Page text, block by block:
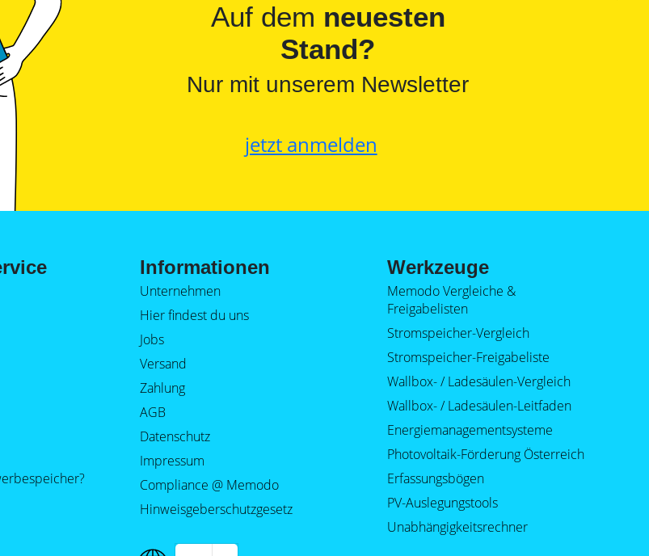
Auf dem neuesten
Stand?
Nur mit unserem Newsletter
jetzt anmelden
Informationen
Unternehmen
Hier findest du uns
Jobs
Versand
Zahlung
AGB
Datenschutz
Impressum
Compliance @ Memodo
Hinweisgeberschutzgesetz
Werkzeuge
Memodo Vergleiche &
Freigabelisten
Stromspeicher-Vergleich
Stromspeicher-Freigabeliste
Wallbox- / Ladesäulen-Vergleich
Wallbox- / Ladesäulen-Leitfaden
Energiemanagementsysteme
Photovoltaik-Förderung Österreich
Erfassungsbögen
PV-Auslegungstools
Unabhängigkeitsrechner